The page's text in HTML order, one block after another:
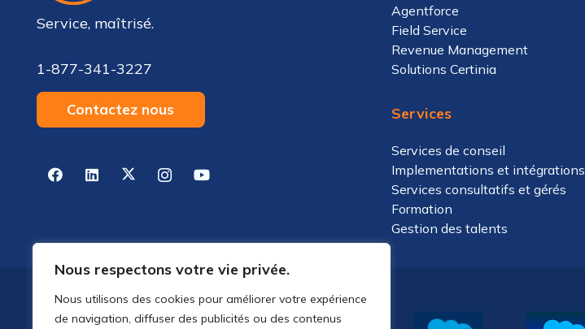
Nous respectons votre vie privée.
Nous utilisons des cookies pour améliorer votre expérience
de navigation, diffuser des publicités ou des contenus
Service, maîtrisé.
1-877-341-3227
Contactez nous
Agentforce
Field Service
Revenue Management
Solutions Certinia
Services
Services de conseil
Implementations et intégrations
Services consultatifs et gérés
Formation
Gestion des talents